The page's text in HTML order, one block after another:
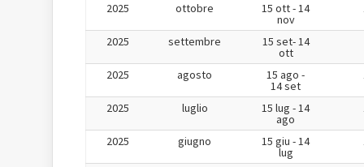
2025 ottobre 15 ott - 14
nov
2025 settembre 15 set- 14
ott
2025 agosto 15 ago -
14 set
2025 luglio 15 lug - 14
ago
2025 giugno 15 giu - 14
lug